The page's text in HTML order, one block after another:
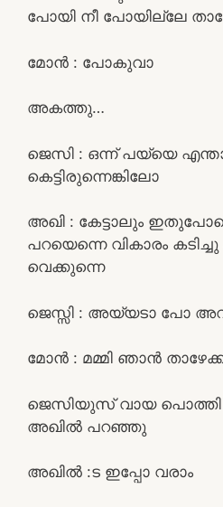
പോയി നീ പോയില്ലേ
മോൻ : പോകുവാ
അകത്തു…
ജെസി : ഒന്ന് പയ്യെ
കെട്ടിരുന്നെങ്കിലോ
അഖി : കേട്ടാലും
പറയെന്നെ വികാരം കടിച്ചു
വെക്കുന്നെ
ജെസ്സി : അയ്യടാ പോ
മോൻ : മമ്മി ഞാൻ
ജെസിയുസ് വായ പൊത്തി
അഖിൽ പറഞ്ഞു
അഖിൽ :ട ഇപ്പോ വരാം